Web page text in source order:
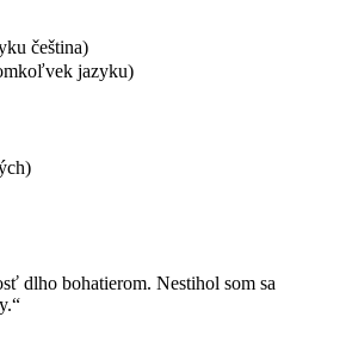
čeština)
jazyku)
dlho bohatierom. Nestihol som sa